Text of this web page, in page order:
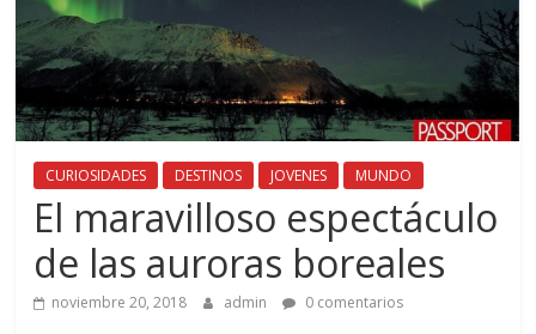
CURIOSIDADES DESTINOS JOVENES MUNDO
El maravilloso espectáculo
de las auroras boreales
noviembre 20, 2018 admin 0 comentarios